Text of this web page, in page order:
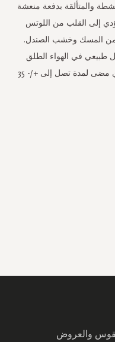
والمتألقة بدفعة منعشة
إلى القلب من اللوتس
من المسك وخشب الصندل.
طبيعي في الهواء الطلق
لتحيط نفسك برائحة تذكرنا بالصيف الذي مضى لمدة تصل إلى +/- 35
والعروض